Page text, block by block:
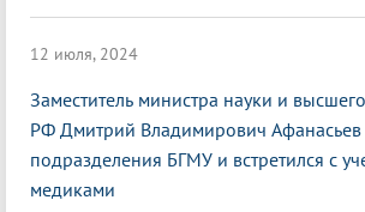
12 июля, 2024
Заместитель министра науки и
РФ Дмитрий Владимирович Афанасьев
подразделения БГМУ и встретился с
медиками